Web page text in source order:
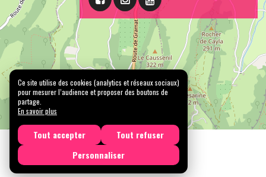
Ce site utilise des cookies (analytics et réseaux sociaux)
pour mesurer l’audience et proposer des boutons de
partage.
En savoir plus
Tout accepter
Tout refuser
Personnaliser